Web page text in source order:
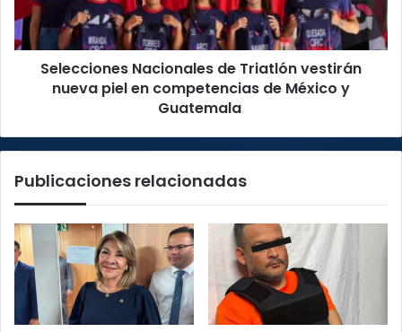
piel
en
competencias
México
Selecciones Nacionales de Triatlón vestirán
nueva piel en competencias de México y
Guatemala
Publicaciones relacionadas